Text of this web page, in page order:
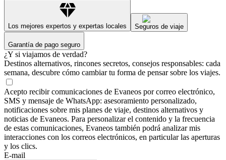
Los mejores expertos y expertas locales Seguros de viaje
Garantía de pago seguro
¿Y si viajamos de verdad?
Destinos alternativos, rincones secretos, consejos responsables: cada
semana, descubre cómo cambiar tu forma de pensar sobre los viajes.
Acepto recibir comunicaciones de Evaneos por correo electrónico,
SMS y mensaje de WhatsApp: asesoramiento personalizado,
notificaciones sobre mis planes de viaje, destinos alternativos y
noticias de Evaneos. Para personalizar el contenido y la frecuencia
de estas comunicaciones, Evaneos también podrá analizar mis
interacciones con los correos electrónicos, en particular las aperturas
y los clics.
E-mail